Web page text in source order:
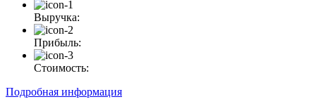
Выручка:
Прибыль:
Стоимость:
Подробная информация